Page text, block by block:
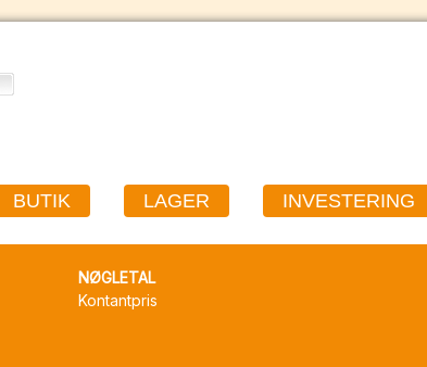
BUTIK LAGER INVESTERING
NØGLETAL
Kontantpris